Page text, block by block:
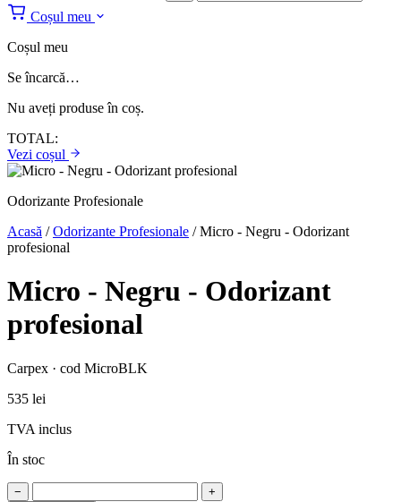
Coșul meu
Coșul meu
Se încarcă…
Nu aveți produse în coș.
TOTAL:
Vezi coșul
Odorizante Profesionale
Acasă /Odorizante Profesionale /Micro - Negru - Odorizant
profesional
Micro - Negru - Odorizant
profesional
Carpex · cod MicroBLK
535 lei
TVA inclus
În stoc
−
+